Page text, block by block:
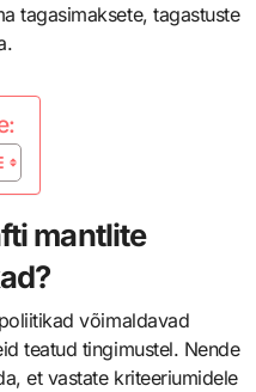
tagasimaksete, tagastuste
mantlite
võimaldavad
teatud tingimustel. Nende
et vastate kriteeriumidele